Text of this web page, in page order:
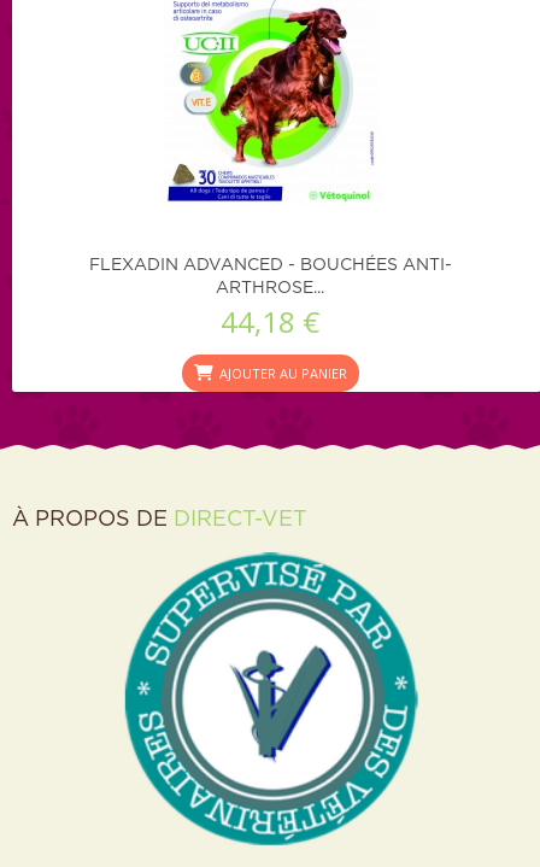
FLEXADIN ADVANCED - BOUCHÉES ANTI-
ARTHROSE...
44,18 €
AJOUTER AU PANIER
À PROPOS DE DIRECT-VET